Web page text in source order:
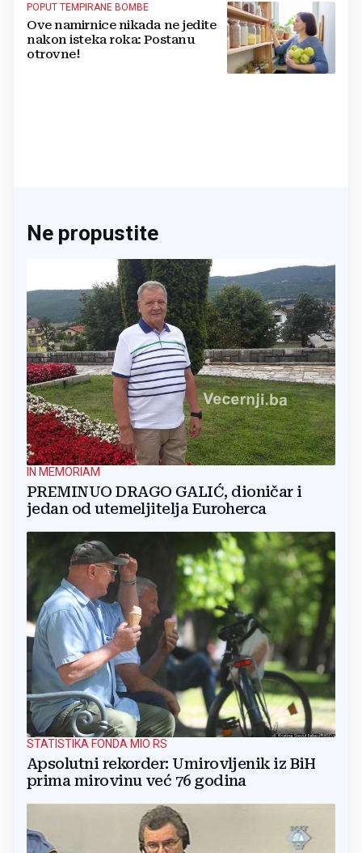
POPUT TEMPIRANE BOMBE
Ove namirnice nikada ne jedite
nakon isteka roka: Postanu
otrovne!
Ne propustite
IN MEMORIAM
PREMINUO DRAGO GALIĆ, dioničar i
jedan od utemeljitelja Euroherca
STATISTIKA FONDA MIO RS
Apsolutni rekorder: Umirovljenik iz BiH
prima mirovinu već 76 godina